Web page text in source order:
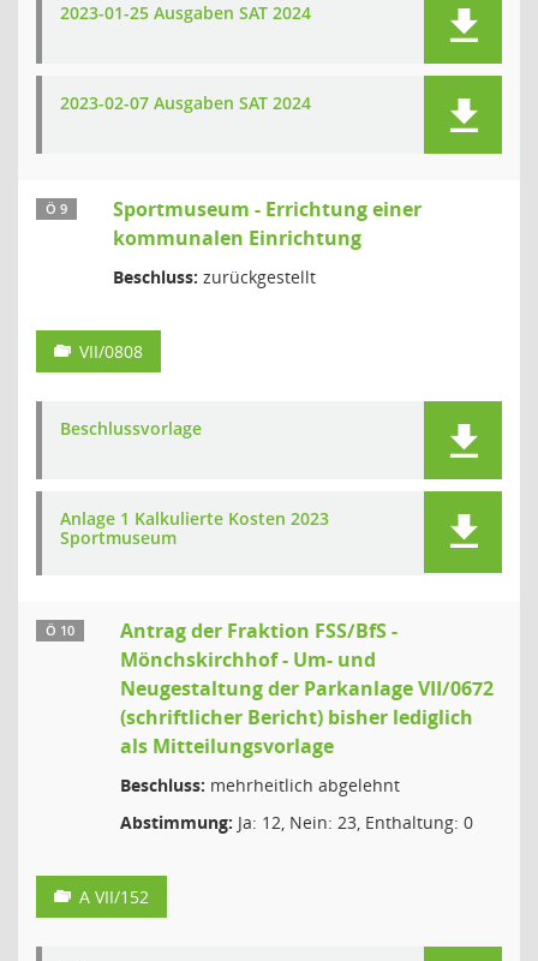
2023-01-25 Ausgaben SAT 2024
2023-02-07 Ausgaben SAT 2024
Ö 9
Sportmuseum - Errichtung einer
kommunalen Einrichtung
Beschluss: zurückgestellt
VII/0808
Beschlussvorlage
Anlage 1 Kalkulierte Kosten 2023
Sportmuseum
Ö 10
Antrag der Fraktion FSS/BfS -
Mönchskirchhof - Um- und
Neugestaltung der Parkanlage VII/0672
(schriftlicher Bericht) bisher lediglich
als Mitteilungsvorlage
Beschluss: mehrheitlich abgelehnt
Abstimmung: Ja: 12, Nein: 23, Enthaltung: 0
A VII/152